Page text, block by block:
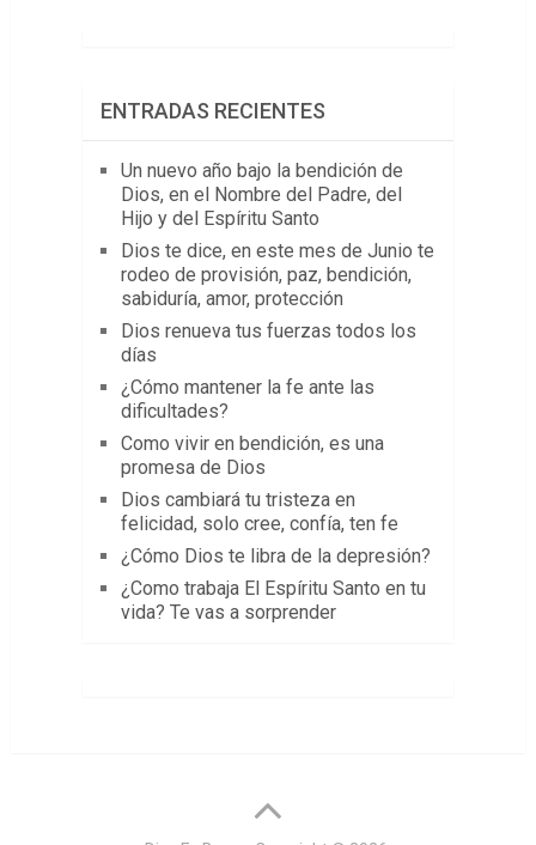
ENTRADAS RECIENTES
Un nuevo año bajo la bendición de
Dios, en el Nombre del Padre, del
Hijo y del Espíritu Santo
Dios te dice, en este mes de Junio te
rodeo de provisión, paz, bendición,
sabiduría, amor, protección
Dios renueva tus fuerzas todos los
días
¿Cómo mantener la fe ante las
dificultades?
Como vivir en bendición, es una
promesa de Dios
Dios cambiará tu tristeza en
felicidad, solo cree, confía, ten fe
¿Cómo Dios te libra de la depresión?
¿Como trabaja El Espíritu Santo en tu
vida? Te vas a sorprender